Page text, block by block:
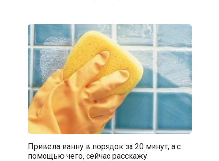
Привела ванну в порядок за 20 минут, а с
помощью чего, сейчас расскажу